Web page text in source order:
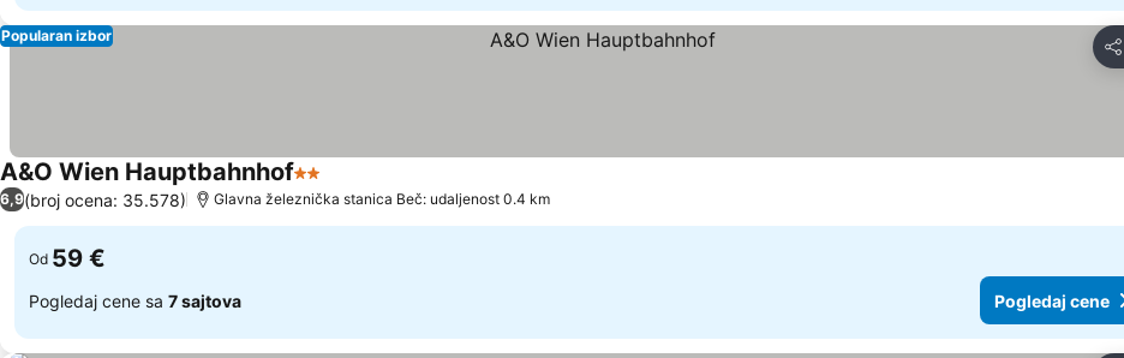
Deli
Popularan izbor
A&O Wien Hauptbahnhof2 Zvezdice
6,9(broj ocena: 35.578) Glavna železnička stanica Beč: udaljenost 0.4 km
Od 59 €
Pogledaj cene sa 7 sajtova Pogledaj cene